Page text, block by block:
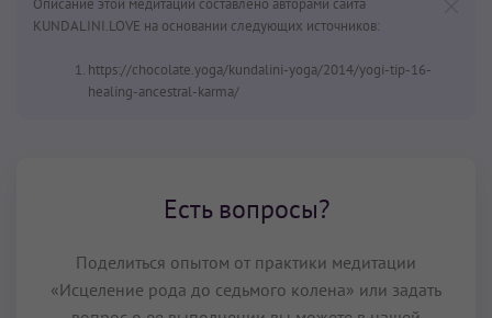
KUNDALINI.LOVE на основании следующих источников:
https://chocolate.yoga/kundalini-yoga/2014/yogi-tip-16-
healing-ancestral-karma/
Есть вопросы?
Поделиться опытом от практики медитации
«Исцеление рода до седьмого колена» или задать